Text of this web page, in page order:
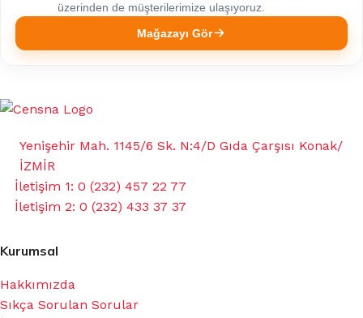
üzerinden de müşterilerimize ulaşıyoruz.
Mağazayı Gör
Yenişehir Mah. 1145/6 Sk. N:4/D Gıda Çarşısı Konak/
İZMİR
İletişim 1: 0 (232) 457 22 77
İletişim 2: 0 (232) 433 37 37
Kurumsal
Hakkımızda
Sıkça Sorulan Sorular